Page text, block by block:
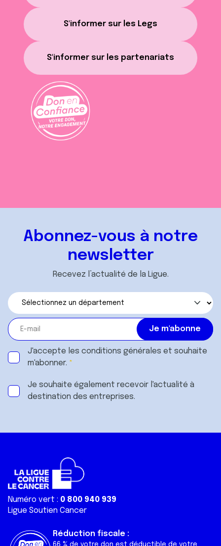
S'informer sur les Legs
S'informer sur les partenariats
Abonnez-vous à notre
newsletter
Recevez l’actualité de la Ligue.
J'accepte les conditions générales et souhaite
m'abonner.
Je souhaite également recevoir l'actualité à
destination des entreprises.
Numéro vert : 0 800 940 939
Ligue Soutien Cancer
Réduction fiscale :